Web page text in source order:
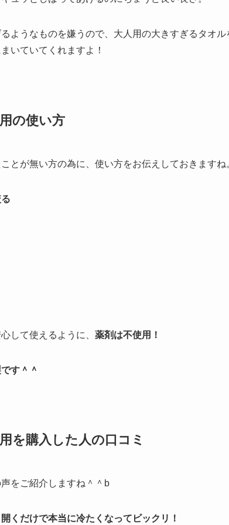
ようなものを嫌うので、大人用の大きすぎるタオ
いていてくれますよ！
の使い方
とが無い方の為に、使い方をお伝えしておきますね
して使えるように、 薬剤は不使用！
す＾＾
を購入した人の口コミ
をご紹介しますね＾＾b
くだけで本当に冷たくなってビックリ！